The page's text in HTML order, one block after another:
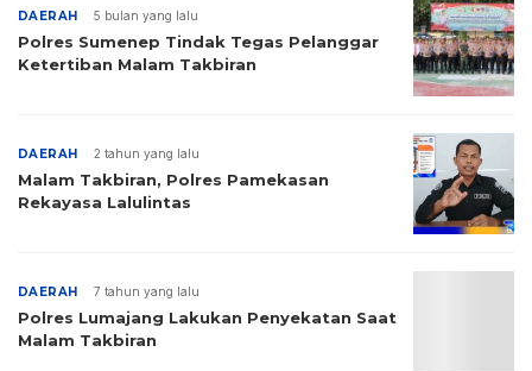
DAERAH 5 bulan yang lalu
Polres Sumenep Tindak Tegas Pelanggar
Ketertiban Malam Takbiran
DAERAH 2 tahun yang lalu
Malam Takbiran, Polres Pamekasan
Rekayasa Lalulintas
DAERAH 7 tahun yang lalu
Polres Lumajang Lakukan Penyekatan Saat
Malam Takbiran